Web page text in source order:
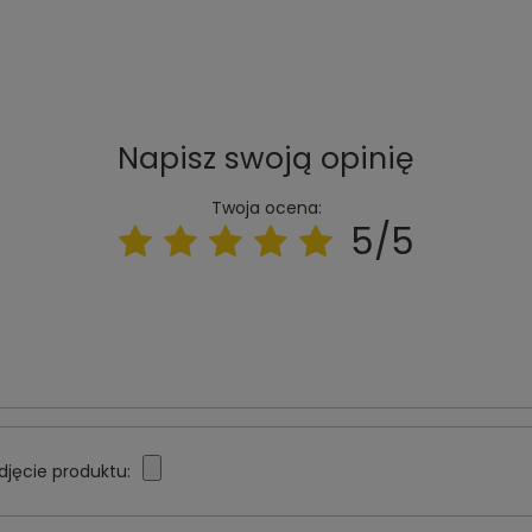
Napisz swoją opinię
Twoja ocena:
5/5
produktu: